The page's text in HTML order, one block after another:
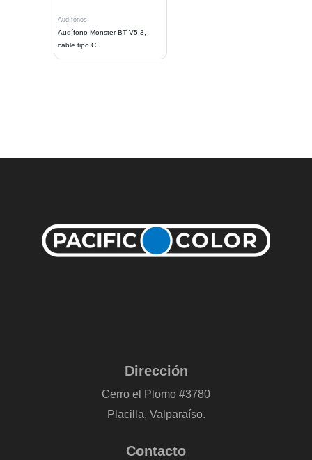
Audífonos
Audífono Monster BT V5.3,
cable tipo C.
Dirección
Cerro el Plomo #3780
Placilla, Valparaíso.
Contacto